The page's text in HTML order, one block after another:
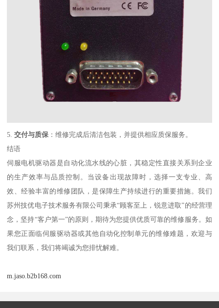
5.交付与质保 ：维修完成后清洁包装，并提供相应质保服务。
结语
伺服电机驱动器是自动化流水线的心脏，其稳定性直接关系到企业
的生产效率与品质控制。当设备出现故障时，选择一支专业、高
效、经验丰富的维修团队，是保障生产持续进行的重要措施。我们
苏州技优电子技术服务有限公司秉承“顾客至上，锐意进取”的经营理
念，坚持“客户第一”的原则，期待为您提供优质可靠的维修服务。如
果您正面临伺服驱动器或其他自动化控制单元的维修难题，欢迎与
我们联系，我们将竭诚为您排忧解难。
m.jaso.b2b168.com